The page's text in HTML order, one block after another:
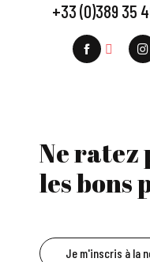
+33 (0)389 35
Ne ratez
les bons
Je m'inscris à la